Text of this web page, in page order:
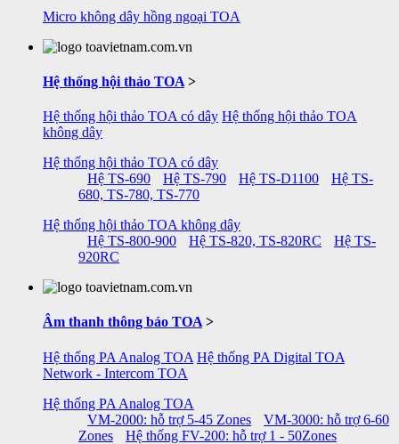
Micro không dây hồng ngoại TOA
Hệ thống hội thảo TOA >
Hệ thống hội thảo TOA có dây Hệ thống hội thảo TOA
không dây
Hệ thống hội thảo TOA có dây
Hệ TS-690
Hệ TS-790 Hệ TS-D1100
Hệ TS-
680, TS-780, TS-770
Hệ thống hội thảo TOA không dây
Hệ TS-800-900
Hệ TS-820, TS-820RC
Hệ TS-
920RC
Âm thanh thông báo TOA >
Hệ thống PA Analog TOA Hệ thống PA Digital TOA
Network - Intercom TOA
Hệ thống PA Analog TOA
VM-2000: hỗ trợ 5-45 Zones
VM-3000: hỗ trợ 6-60
Zones
Hệ thống FV-200: hỗ trợ 1 - 50Zones